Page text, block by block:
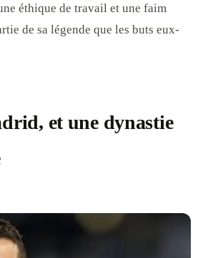
éthique de travail et une faim
de sa légende que les buts eux-
et une dynastie